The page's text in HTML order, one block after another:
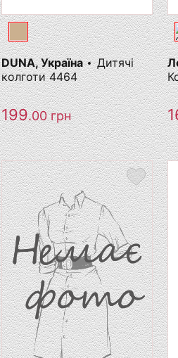
DUNA, Україна
Дитячі
колготи 4464
199.00грн